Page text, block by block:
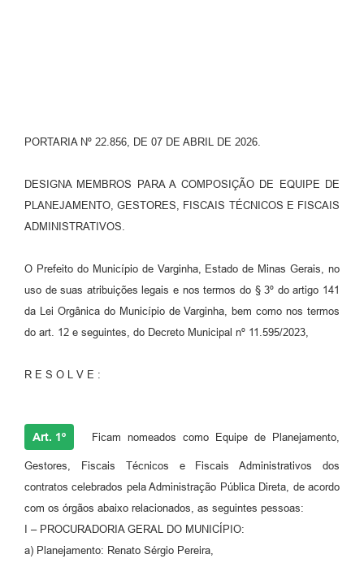
PORTARIA Nº 22.856, DE 07 DE ABRIL DE 2026.
DESIGNA MEMBROS PARA A COMPOSIÇÃO DE EQUIPE DE
PLANEJAMENTO, GESTORES, FISCAIS TÉCNICOS E FISCAIS
ADMINISTRATIVOS.
O Prefeito do Município de Varginha, Estado de Minas Gerais, no
uso de suas atribuições legais e nos termos do § 3º do artigo 141
da Lei Orgânica do Município de Varginha, bem como nos termos
do art. 12 e seguintes, do Decreto Municipal nº 11.595/2023,
R E S O L V E :
Art. 1º Ficam nomeados como Equipe de Planejamento,
Gestores, Fiscais Técnicos e Fiscais Administrativos dos
contratos celebrados pela Administração Pública Direta, de acordo
com os órgãos abaixo relacionados, as seguintes pessoas:
I – PROCURADORIA GERAL DO MUNICÍPIO:
a) Planejamento: Renato Sérgio Pereira,